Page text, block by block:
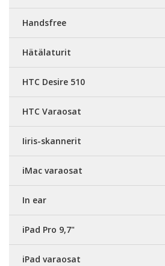
Handsfree
Hätälaturit
HTC Desire 510
HTC Varaosat
Iiris-skannerit
iMac varaosat
In ear
iPad Pro 9,7"
iPad varaosat